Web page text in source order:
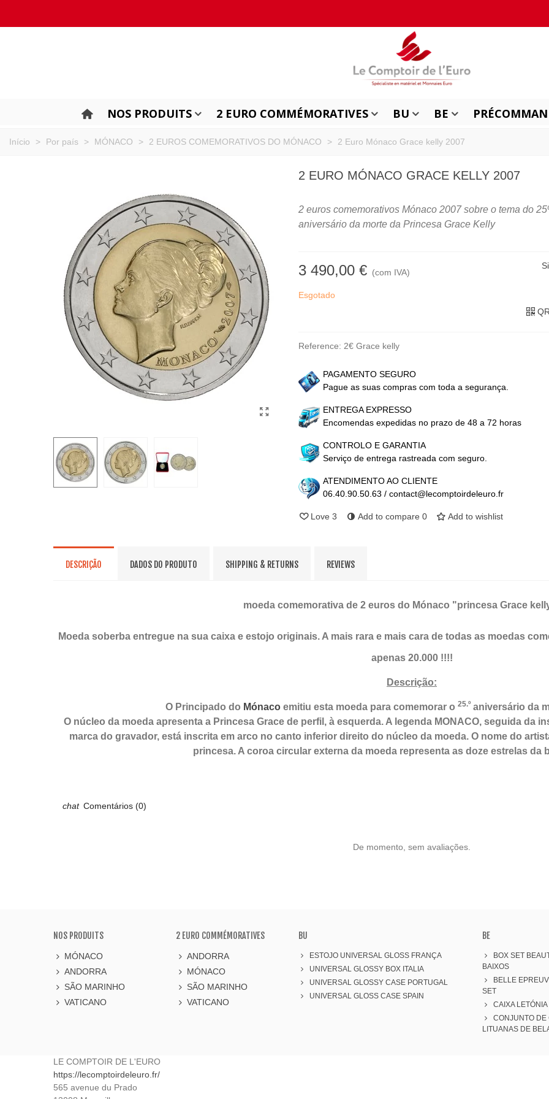
NOS PRODUITS 2 EURO COMMÉMORATIVES BU BE
Início > Por país > MÓNACO > 2 EUROS COMEMORATIVOS DO MÓNACO > 2 Euro Mónaco Grace kelly 2007
2 EURO MÓNACO GRACE KELLY 2007
2 euros comemorativos Mónaco 2007 sobre o tema do
aniversário da morte da Princesa Grace Kelly
3 490,00 € (com IVA)
Esgotado
Reference: 2€ Grace kelly
PAGAMENTO SEGURO
Pague as suas compras com toda a segurança.
ENTREGA EXPRESSO
Encomendas expedidas no prazo de 48 a 72 horas
CONTROLO E GARANTIA
Serviço de entrega rastreada com seguro.
ATENDIMENTO AO CLIENTE
06.40.90.50.63 / contact@lecomptoirdeleuro.fr
Love 3 Add to compare 0 Add to wishlist
DESCRIÇÃO DADOS DO PRODUTO SHIPPING & RETURNS REVIEWS
moeda comemorativa de 2 euros do Mónaco "princesa Grace
Moeda soberba entregue na sua caixa e estojo originais. A mais rara e mais cara de todas as moedas
apenas 20.000 !!!!
Descrição:
O Principado do Mónaco emitiu esta moeda para comemorar o 25.º aniversário da
O núcleo da moeda apresenta a Princesa Grace de perfil, à esquerda. A legenda MONACO, seguida da
marca do gravador, está inscrita em arco no canto inferior direito do núcleo da moeda. O nome do
princesa. A coroa circular externa da moeda representa as doze estrelas da
Comentários (0)
De momento, sem avaliações.
NOS PRODUITS
MÓNACO
ANDORRA
SÃO MARINHO
VATICANO
2 EURO COMMÉMORATIVES
ANDORRA
MÓNACO
SÃO MARINHO
VATICANO
BU
ESTOJO UNIVERSAL GLOSS FRANÇA
UNIVERSAL GLOSSY BOX ITALIA
UNIVERSAL GLOSSY CASE PORTUGAL
UNIVERSAL GLOSS CASE SPAIN
BE
BOX SET
BAIXOS
BELLE
SET
CAIXA LETÓNIA
CONJUNTO DE
LITUANAS DE
LE COMPTOIR DE L'EURO
https://lecomptoirdeleuro.fr/
565 avenue du Prado